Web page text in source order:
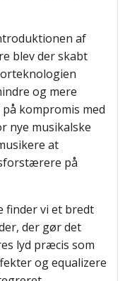
af
blev der skabt
og mere
kompromis med
nye musikalske
at
på
finder vi et bredt
der gør det
lyd præcis som
og equalizere